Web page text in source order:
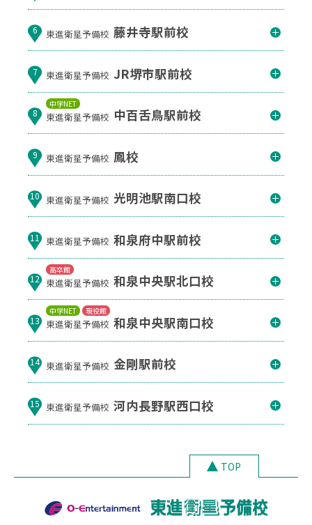
6 東進衛星予備校 藤井寺駅前校
7 東進衛星予備校 JR堺市駅前校
中学NET
8 東進衛星予備校 中百舌鳥駅前校
9 東進衛星予備校 鳳校
10 東進衛星予備校 光明池駅南口校
11 東進衛星予備校 和泉府中駅前校
高卒館
12 東進衛星予備校 和泉中央駅北口校
中学NET 現役館
13 東進衛星予備校 和泉中央駅南口校
14 東進衛星予備校 金剛駅前校
15 東進衛星予備校 河内長野駅西口校
TOP